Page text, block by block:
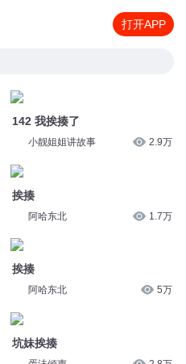
打开APP
142 我挨揍了
小靓姐姐讲故事 2.9万
挨揍
阿哈东北 1.7万
挨揍
阿哈东北 5万
坑妹挨揍